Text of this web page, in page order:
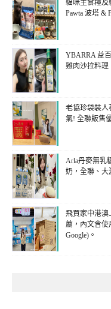
貓咪主食糧及
Pawta 波塔 &
YBARRA 益
雞肉沙拉料理
老協珍袋裝人
氣! 全聯販售
Arla丹麥無乳
奶，全聯、大
飛買家中港澳
薦，內文含使
Google)。